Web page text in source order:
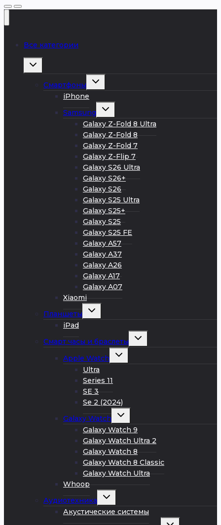
Все категории
Развернуть
Смартфоны
Развернуть
iPhone
Samsung
Развернуть
меню
Galaxy Z-Fold 8 Ultra
Galaxy Z-Fold 8
Galaxy Z-Fold 7
Galaxy Z-Flip 7
Galaxy S26 Ultra
Galaxy S26+
Galaxy S26
Galaxy S25 Ultra
Galaxy S25+
Galaxy S25
Galaxy S25 FE
Galaxy A57
Galaxy A37
Galaxy A26
Galaxy A17
Galaxy A07
Xiaomi
Планшеты
Развернуть
iPad
Смарт часы и браслеты
Развернуть
Apple Watch
Развернуть
Ultra
Series 11
SE 3
Se 2 (2024)
Galaxy Watch
Развернуть
меню
Galaxy Watch 9
Galaxy Watch Ultra 2
Galaxy Watch 8
Galaxy Watch 8 Classic
Galaxy Watch Ultra
Whoop
Аудиотехника
Развернуть
меню
Акустические системы
Развернуть